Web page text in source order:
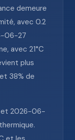
demeure
avec 0.2
06-27
avec 21°C
plus
38% de
et 2026-06-